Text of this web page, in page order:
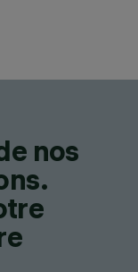
nos